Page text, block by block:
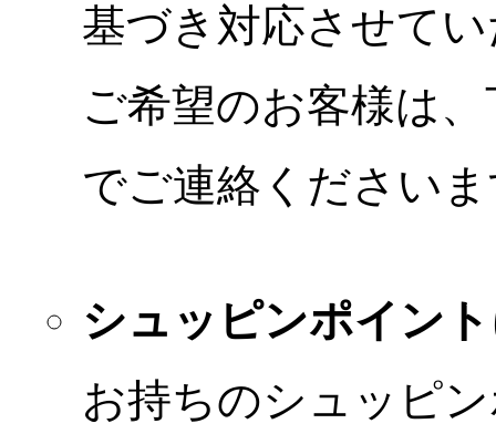
基づき対応させて
ご希望のお客様は
でご連絡ください
シュッピンポイン
お持ちのシュッピ